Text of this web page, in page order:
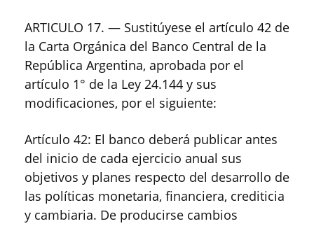
ARTICULO 17. — Sustitúyese el artículo 42 de
la Carta Orgánica del Banco Central de la
República Argentina, aprobada por el
artículo 1° de la Ley 24.144 y sus
modificaciones, por el siguiente:
Artículo 42: El banco deberá publicar antes
del inicio de cada ejercicio anual sus
objetivos y planes respecto del desarrollo de
las políticas monetaria, financiera, crediticia
y cambiaria. De producirse cambios